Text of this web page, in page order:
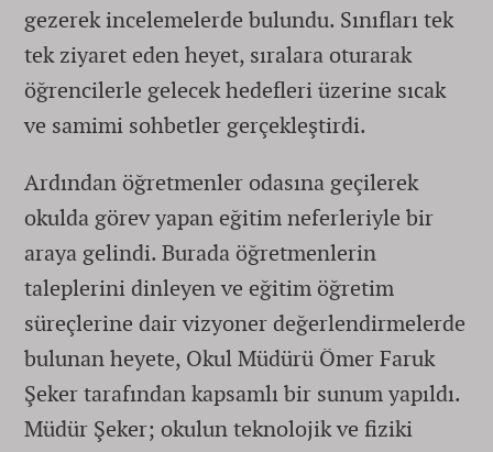
gezerek incelemelerde bulundu. Sınıfları tek
tek ziyaret eden heyet, sıralara oturarak
öğrencilerle gelecek hedefleri üzerine sıcak
ve samimi sohbetler gerçekleştirdi.
Ardından öğretmenler odasına geçilerek
okulda görev yapan eğitim neferleriyle bir
araya gelindi. Burada öğretmenlerin
taleplerini dinleyen ve eğitim öğretim
süreçlerine dair vizyoner değerlendirmelerde
bulunan heyete, Okul Müdürü Ömer Faruk
Şeker tarafından kapsamlı bir sunum yapıldı.
Müdür Şeker; okulun teknolojik ve fiziki